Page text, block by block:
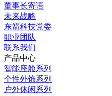
董事长寄语
未来战略
东箭科技党委
职业团队
联系我们
产品中心
智能座舱系列
个性外饰系列
户外休闲系列